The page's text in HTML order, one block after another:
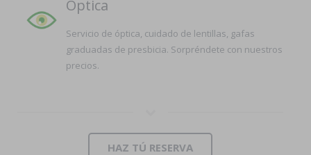
Óptica
Servicio de óptica, cuidado de lentillas, gafas
graduadas de presbicia. Sorpréndete con nuestros
precios.
HAZ TÚ RESERVA